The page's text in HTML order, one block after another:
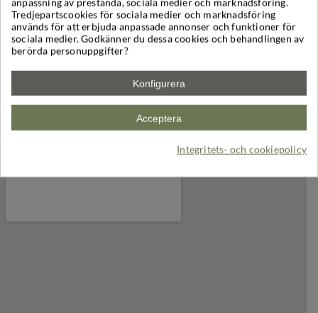
är det skyltat "Ljustillverkning" mot Söderbykarl, ca
400 m in på den vägen finns vi i en röd ljusverkstad
på höger sida.
Följ oss
Tredjepartscookies för sociala medier och marknadsföring
används för att erbjuda anpassade annonser och funktioner för
sociala medier. Godkänner du dessa cookies och behandlingen av
berörda personuppgifter?
Konfigurera
Acceptera
Integritets- och cookiepolicy